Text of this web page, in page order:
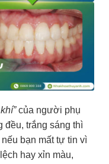
của người phụ
đều, trắng sáng thì
bạn mất tự tin vì
hay xỉn màu,